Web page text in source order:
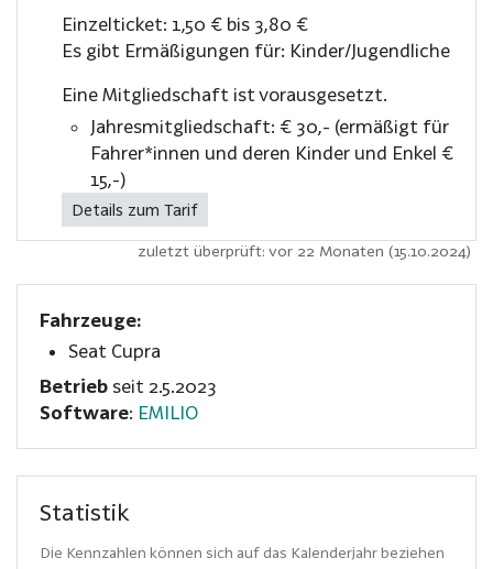
Einzelticket: 1,50 € bis 3,80 €
Es gibt Ermäßigungen für: Kinder/Jugendliche
Eine Mitgliedschaft ist vorausgesetzt.
Jahresmitgliedschaft: € 30,- (ermäßigt für
Fahrer*innen und deren Kinder und Enkel €
15,-)
Details zum Tarif
zuletzt überprüft: vor 22 Monaten (15.10.2024)
Fahrzeuge:
Seat Cupra
Betrieb seit 2.5.2023
Software: EMILIO
Statistik
Die Kennzahlen können sich auf das Kalenderjahr beziehen